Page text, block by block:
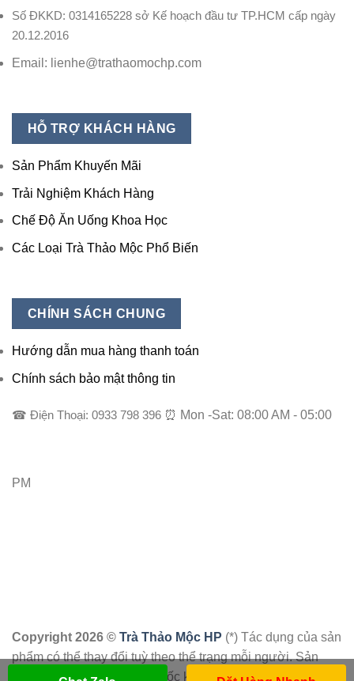
Số ĐKKD: 0314165228 sở Kế hoạch đầu tư TP.HCM cấp ngày
20.12.2016
Email: lienhe@trathaomochp.com
HỖ TRỢ KHÁCH HÀNG
Sản Phẩm Khuyến Mãi
Trải Nghiệm Khách Hàng
Chế Độ Ăn Uống Khoa Học
Các Loại Trà Thảo Mộc Phổ Biến
CHÍNH SÁCH CHUNG
Hướng dẫn mua hàng thanh toán
Chính sách bảo mật thông tin
☎ Điện Thoại: 0933 798 396 ⏰ Mon -Sat: 08:00 AM - 05:00
PM
Copyright 2026 © Trà Thảo Mộc HP (*) Tác dụng của sản
phẩm có thể thay đổi tuỳ theo thể trạng mỗi người. Sản
phẩm này không phải là thuốc không có tác dụng thay thế